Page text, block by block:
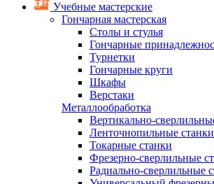
Учебные мастерские
Гончарная мастерская
Столы и стулья
Гончарные
Турнетки
Гончарные круги
Шкафы
Верстаки
Металлообработка
Вертикально-
Ленточнопильные
Токарные станки
Фрезерно-сверлильные
Радиально-сверлильные